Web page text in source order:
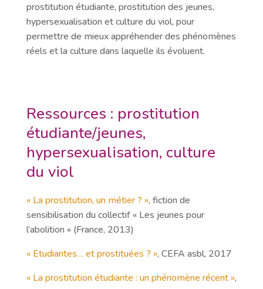
prostitution étudiante, prostitution des jeunes,
hypersexualisation et culture du viol, pour
permettre de mieux appréhender des phénomènes
réels et la culture dans laquelle ils évoluent.
Ressources : prostitution
étudiante/jeunes,
hypersexualisation, culture
du viol
« La prostitution, un métier ? », fiction de
sensibilisation du collectif « Les jeunes pour
l’abolition » (France, 2013)
« Etudiantes… et prostituées ? », CEFA asbl, 2017
« La prostitution étudiante : un phénomène récent »,